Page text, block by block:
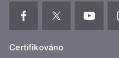
Certifikováno